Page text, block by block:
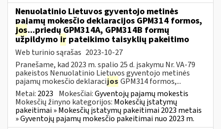
Nenuolatinio Lietuvos gyventojo metinės
pajamų mokesčio deklaracijos GPM314 formos,
jos...priedų GPM314A, GPM314B formų
užpildymo ir pateikimo taisyklių pakeitimo
Web turinio sąrašas 2023-10-27
Pranešame, kad 2023 m. spalio 25 d. įsakymu Nr. VA-79
pakeistos Nenuolatinio Lietuvos gyventojo metinės
pajamų mokesčio deklaracijos GPM314 formos,...
Metai: 2023 Mokesčiai:Gyventojų pajamų mokestis
Mokesčių žinyno kategorijos: Mokesčių įstatymų
pakeitimai » Mokesčių įstatymų pakeitimai 2023 metais
» Gyventojų pajamų mokesčio pakeitimai nuo 2023 m.